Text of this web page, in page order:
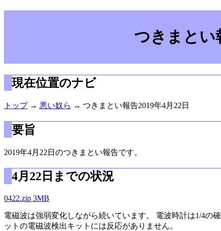
つきまとい
現在位置のナビ
トップ→ 悪い奴ら → つきまとい報告2019年4月22日
要旨
2019年4月22日のつきまとい報告です。
4月22日までの状況
0422.zip 3MB
電磁波は強弱変化しながら続いています。 電波時計は1/4
ットの電磁波検出キットには反応がありません。